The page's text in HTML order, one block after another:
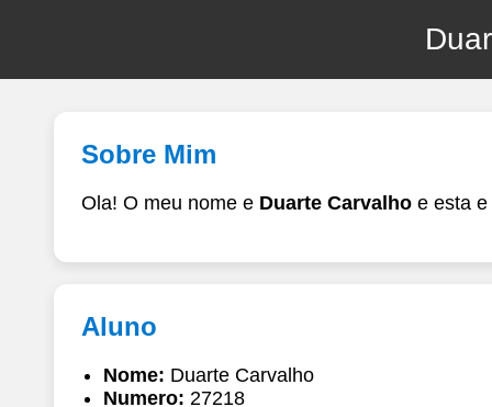
Sobre Mim
Ola! O meu nome e Duarte Carvalho e esta
Aluno
Nome: Duarte Carvalho
Numero: 27218